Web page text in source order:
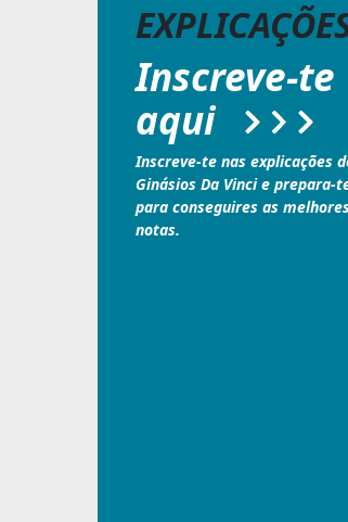
Inscreve-te
aqui
Inscreve-te nas explicações
Ginásios Da Vinci e prepara-
para conseguires as
notas.